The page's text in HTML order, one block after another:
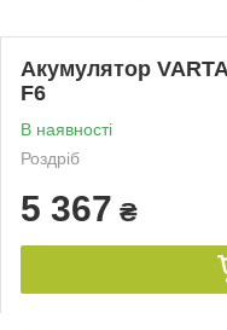
Акумулятор
F6
В наявності
Роздріб
5 367 ₴